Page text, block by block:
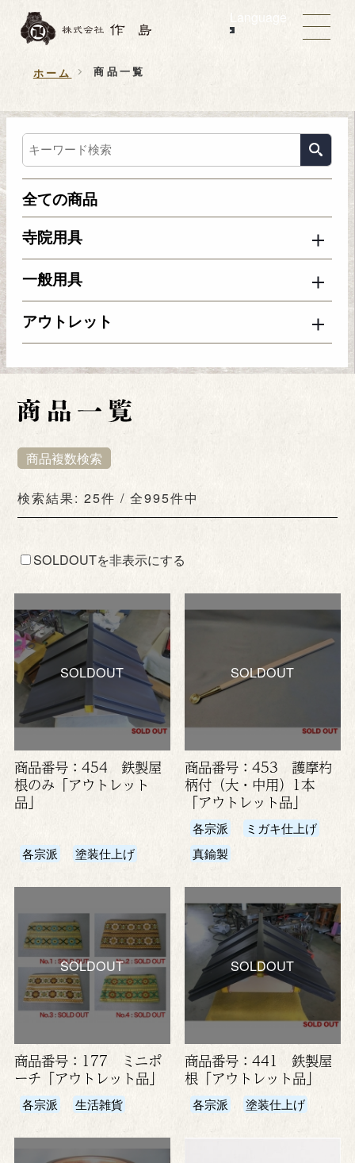
Language
ホーム 商品一覧
全ての商品
寺院用具
一般用具
アウトレット
商品複数検索
検索結果: 25件 / 全995件中
SOLDOUTを非表示にする
SOLDOUT
商品番号：454 鉄製屋
根のみ「アウトレット
品」
各宗派 塗装仕上げ
SOLDOUT
商品番号：453 護摩杓
柄付（大・中用）1本
「アウトレット品」
各宗派
ミガキ仕上げ
真鍮製
SOLDOUT
商品番号：177 ミニポ
ーチ「アウトレット品」
各宗派 生活雑貨
SOLDOUT
商品番号：441 鉄製屋
根「アウトレット品」
各宗派 塗装仕上げ